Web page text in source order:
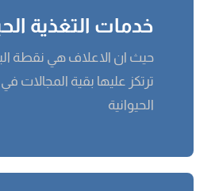
خدمات التغذية
حيث ان الاعلاف هي نقطة
ترتكز عليها بقية المجالات في
الحيوانية